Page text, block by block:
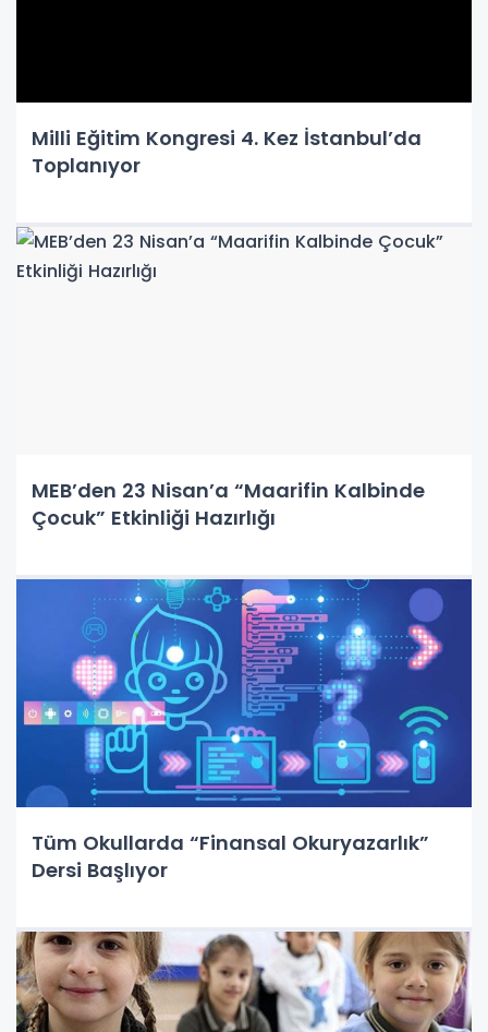
Milli Eğitim Kongresi 4. Kez İstanbul’da
Toplanıyor
MEB’den 23 Nisan’a “Maarifin Kalbinde
Çocuk” Etkinliği Hazırlığı
Tüm Okullarda “Finansal Okuryazarlık”
Dersi Başlıyor